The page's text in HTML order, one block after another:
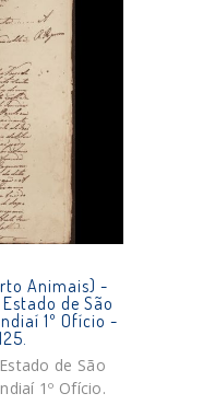
Animais) -
de São
1º Ofício -
de São
1º Ofício.